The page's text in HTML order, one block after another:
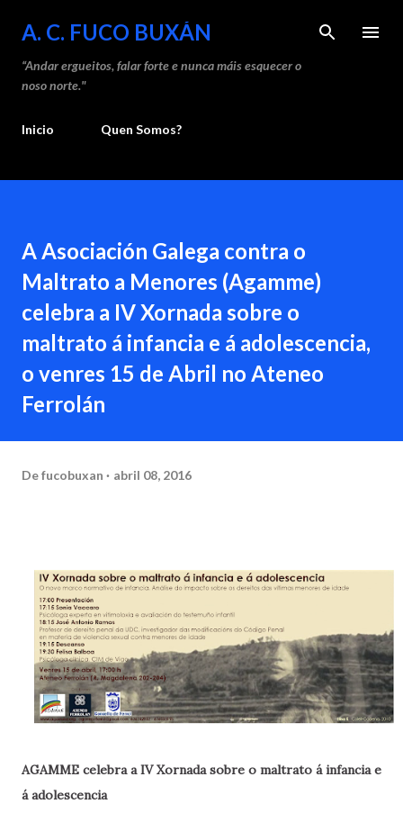
Saltar ao contido principal
A. C. FUCO BUXÁN
“Andar ergueitos, falar forte e nunca máis esquecer o
noso norte."
Inicio Quen Somos?
A Asociación Galega contra o
Maltrato a Menores (Agamme)
celebra a IV Xornada sobre o
maltrato á infancia e á adolescencia,
o venres 15 de Abril no Ateneo
Ferrolán
Defucobuxan abril 08, 2016
AGAMME celebra a IV Xornada sobre o maltrato á infancia e
á adolescencia